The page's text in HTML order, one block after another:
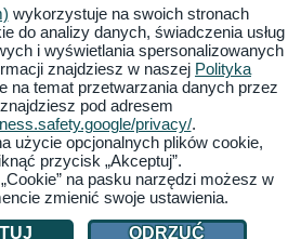
dla Let's Plays
Support
OWH
ciasteczkami
2026 upjers GmbH
wykorzystuje na swoich stronach
do analizy danych, świadczenia usług
i wyświetlania spersonalizowanych
znajdziesz w naszej Polityka
na temat przetwarzania danych przez
pod adresem
privacy/.
użycie opcjonalnych plików cookie,
przycisk „Akceptuj”.
na pasku narzędzi możesz w
zmienić swoje ustawienia.
ODRZUĆ